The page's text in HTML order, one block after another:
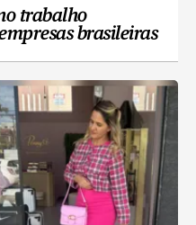
trabalho
brasileiras